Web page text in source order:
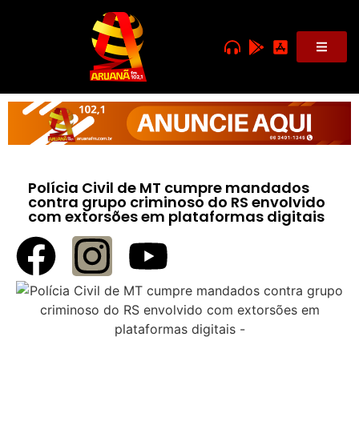
Polícia Civil de MT cumpre mandados
contra grupo criminoso do RS envolvido
com extorsões em plataformas digitais